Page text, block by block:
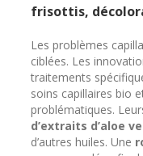
frisottis,
Les problèmes
ciblées. Les
traitements
soins capillaires bio
problématiques.
d’extraits d’aloe
d’autres huiles. Une